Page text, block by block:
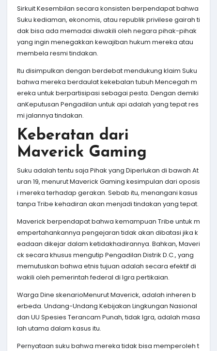
Sirkuit Kesembilan secara konsisten berpendapat bahwa
Suku kediaman, ekonomis, atau republik privilese gairah ti
dak bisa ada memadai diwakili oleh negara pihak-pihak
yang ingin menegakkan kewajiban hukum mereka atau
membela resmi tindakan.
Itu disimpulkan dengan berdebat mendukung klaim Suku
bahwa mereka berdaulat kekebalan tubuh Mencegah m
ereka untuk berpartisipasi sebagai pesta. Dengan demiki
anKeputusan Pengadilan untuk api adalah yang tepat res
mi jalannya tindakan.
Keberatan dari
Maverick Gaming
Suku adalah tentu saja Pihak yang Diperlukan di bawah At
uran 19, menurut Maverick Gaming kesimpulan dari oposis
i mereka terhadap gerakan. Sebab itu, menangani kasus
tanpa Tribe kehadiran akan menjadi tindakan yang tepat.
Maverick berpendapat bahwa kemampuan Tribe untuk m
empertahankannya pengejaran tidak akan dibatasi jika k
eadaan dikejar dalam ketidakhadirannya. Bahkan, Maveri
ck secara khusus mengutip Pengadilan Distrik D.C., yang
memutuskan bahwa etnis tujuan adalah secara efektif di
wakili oleh pemerintah federal di Igra pertikaian.
Warga Dine skenarioMenurut Maverick, adalah inheren b
erbeda. Undang-Undang Kebijakan Lingkungan Nasional
dan UU Spesies Terancam Punah, tidak Igra, adalah masa
lah utama dalam kasus itu.
Pernyataan suku bahwa mereka tidak bisa memperoleh t